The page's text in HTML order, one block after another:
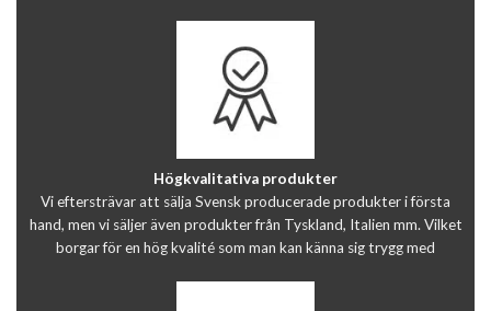
Högkvalitativa produkter
Vi eftersträvar att sälja Svensk producerade produkter i första
hand, men vi säljer även produkter från Tyskland, Italien mm. Vilket
borgar för en hög kvalité som man kan känna sig trygg med